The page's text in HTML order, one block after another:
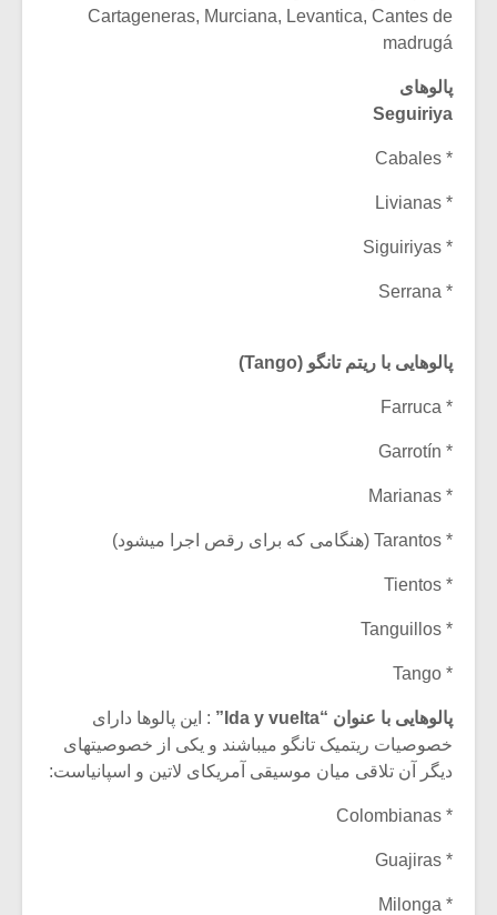
Cartageneras, Murciana, Levantica, Cantes de
madrugá
پالوهای
Seguiriya
* Cabales
* Livianas
* Siguiriyas
* Serrana
پالوهایی با ریتم تانگو (Tango)
* Farruca
* Garrotín
* Marianas
* Tarantos (هنگامی که برای رقص اجرا میشود)
* Tientos
* Tanguillos
* Tango
پالوهایی با عنوان “Ida y vuelta”
: این پالوها دارای
خصوصیات ریتمیک تانگو میباشند و یکی از خصوصیتهای
دیگر آن تلاقی میان موسیقی آمریکای لاتین و اسپانیاست:
* Colombianas
* Guajiras
* Milonga